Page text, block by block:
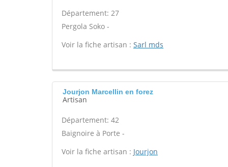
Département: 27
Pergola Soko -
Voir la fiche artisan : Sarl mds
Jourjon Marcellin en forez
Artisan
Département: 42
Baignoire à Porte -
Voir la fiche artisan : Jourjon